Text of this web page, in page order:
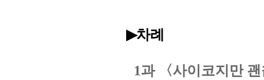
▶차례
1과 〈사이코지만